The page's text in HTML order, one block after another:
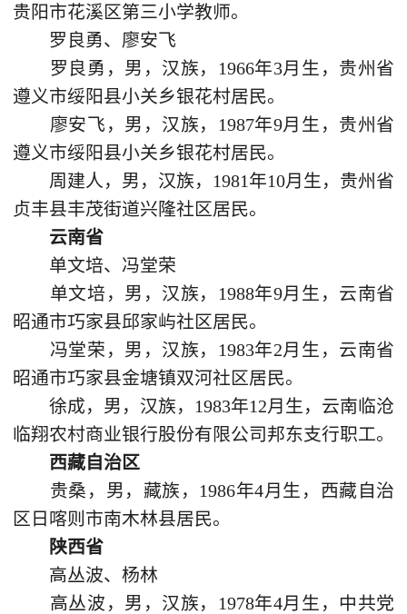
贵阳市花溪区第三小学教师。
罗良勇、廖安飞
罗良勇，男，汉族，1966年3月生，贵州省
遵义市绥阳县小关乡银花村居民。
廖安飞，男，汉族，1987年9月生，贵州省
遵义市绥阳县小关乡银花村居民。
周建人，男，汉族，1981年10月生，贵州省
贞丰县丰茂街道兴隆社区居民。
云南省
单文培、冯堂荣
单文培，男，汉族，1988年9月生，云南省
昭通市巧家县邱家屿社区居民。
冯堂荣，男，汉族，1983年2月生，云南省
昭通市巧家县金塘镇双河社区居民。
徐成，男，汉族，1983年12月生，云南临沧
临翔农村商业银行股份有限公司邦东支行职工。
西藏自治区
贵桑，男，藏族，1986年4月生，西藏自治
区日喀则市南木林县居民。
陕西省
高丛波、杨林
高丛波，男，汉族，1978年4月生，中共党